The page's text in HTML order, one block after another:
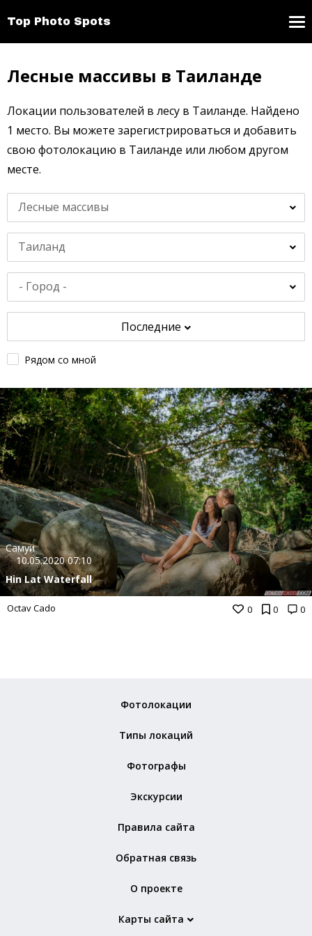
Top Photo Spots
Лесные массивы в Таиланде
Локации пользователей в лесу в Таиланде. Найдено
1 место. Вы можете зарегистрироваться и добавить
свою фотолокацию в Таиланде или любом другом
месте.
Лесные массивы
Таиланд
Последние
Рядом со мной
0 0 0
Самуи
10.05.2020 07:10
Hin Lat Waterfall
Octav Cado
Фотолокации
Типы локаций
Фотографы
Экскурсии
Правила сайта
Обратная связь
О проекте
Карты сайта